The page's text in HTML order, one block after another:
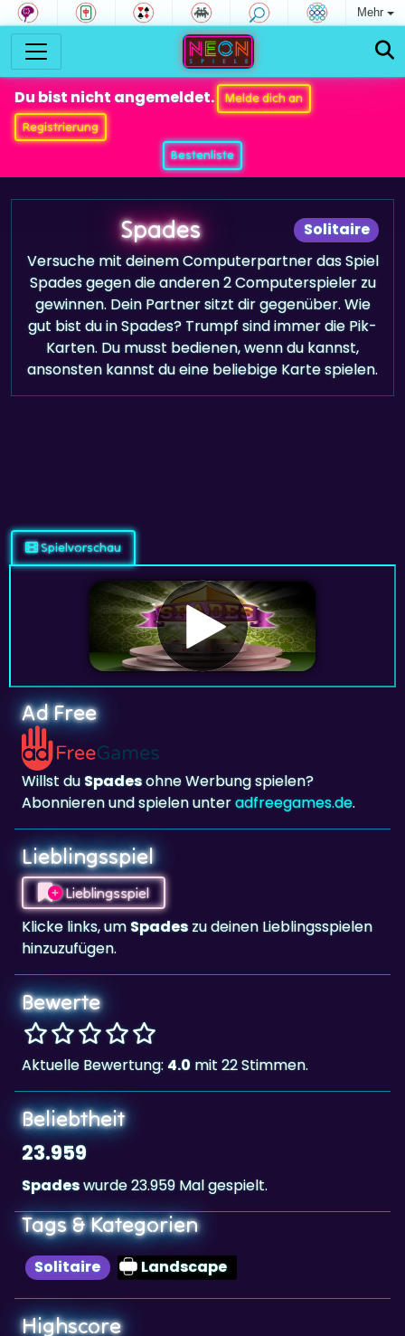
Mehr
Du bist nicht angemeldet.
Melde dich an
Registrierung
Bestenliste
Solitaire
Spades
Versuche mit deinem Computerpartner das Spiel
Spades gegen die anderen 2 Computerspieler zu
gewinnen. Dein Partner sitzt dir gegenüber. Wie
gut bist du in Spades? Trumpf sind immer die Pik-
Karten. Du musst bedienen, wenn du kannst,
ansonsten kannst du eine beliebige Karte spielen.
Ad Free
Willst duSpades
Abonnieren und spielen unter
Lieblingsspiel
Lieblingsspiel
Klicke links, umSpades
hinzuzufügen.
Bewerte
Aktuelle Bewertung:
Beliebtheit
23.959
Spadeswurde 23.959 Mal gespielt.
Tags & Kategorien
Solitaire Landscape
Highscore
658